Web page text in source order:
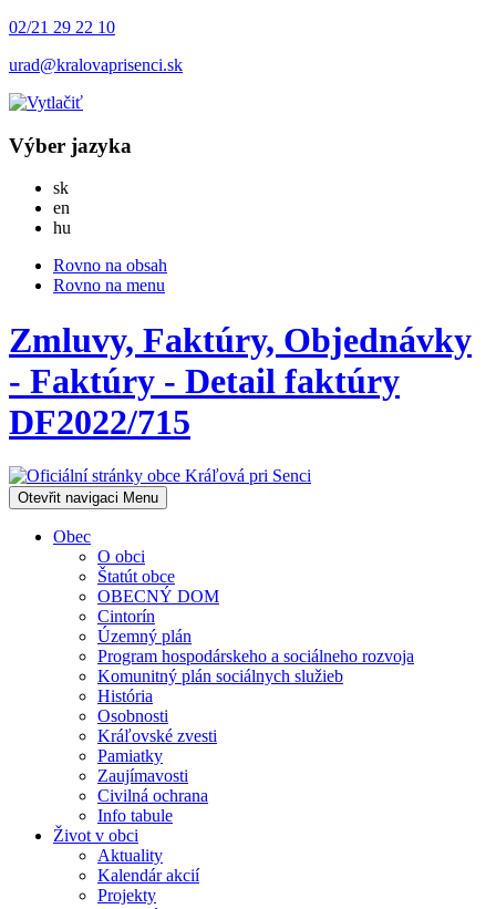
02/21 29 22 10
urad@kralovaprisenci.sk
Výber jazyka
skSlovensky
en
hu
Rovno na obsah
Rovno na menu
Zmluvy, Faktúry, Objednávky
- Faktúry - Detail faktúry
DF2022/715
Otevřit navigaci Menu
Obec
O obci
Štatút obce
OBECNÝ DOM
Cintorín
Územný plán
Program hospodárskeho a sociálneho rozvoja
Komunitný plán sociálnych služieb
História
Osobnosti
Kráľovské zvesti
Pamiatky
Zaujímavosti
Civilná ochrana
Info tabule
Život v obci
Aktuality
Kalendár akcií
Projekty